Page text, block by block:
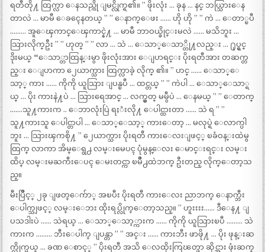
ရတီတို႔ ထြက္လာ ေနသည္ကို ျမင္လိုက္ရ၏။ ” ဖိုးလုံး … ခုန … နင္ ဘယ္သြားေန
တာလဲ … မာမီ ေခၚေနတယ္ ” ” ေနာက္ေဖး …… ဟို ဟို ” ” ကဲ … ေတာ္ၿပီ
……… အူေၾကာင္ေၾကာင္နဲ႔ … မာမီ ဘာဝယ္ခိုင္းမလဲ …… မသိဘူး …
သြားလိုက္ဦး ” ” ဟုတ္ ” ” လာ … သဲ … ေသာ္ေသာ္တို႔လည္း … ႐ုပ္ရွင္
ဒိုးမယ္ “ေသာ္တာထြန္းမွာ ဖိုးလုံးအား ေျပာရင္း ပိုးရတီအား တဆက္တ
ည္း ေျပာကာ ၂ေယာက္သား ထြက္လာခဲ့ လိုက္ ၏။ ” ဟင္ …… ေသာ္ေ
သာ့္ ကား …… ကိုကို ယူသြား ျပန္ၿပီ … ထင္တယ္ ” ” ကဲပါ … ေသာ္ေသာ္ရ
ယ္ … ပိုး ကားနဲ႔ပဲ … သြားရေအာင္ … လက္မွတ္ မမွီပဲ … ေနမယ္ ” ” ေတာက္
…….သူ႔ကားက .. ေဘာလုံးပြဲ ရႈံးလို႔ ေပါင္ထားတာ …… သဲ ရ ” ”
သူ႔ကားသူ ေပါင္တာပါ … ေသာ္ေသာ့္ ကားေတာ့ … မလုပ္ရဲ ေလာက္ပါ
ဘူး … သြားၾကစို႔ ” ၂ေယာက္သား ပိုးရတီ ကားေလးျဖင့္ ၿခံဝန္းထဲမွ
ထြက္ လာကာ အိမ္ေရွ႕ လမ္းမေပၚ ပုံမွန္ေလး ေမာင္းရင္း လမ္း
ထိပ္ လမ္းမႀကီးေပၚ ေမးတင္ကာ ၿမိဳ႕ထဲဘက္ ဦးတည္ လိုက္ေတာ့သ
ည္။
မီးပြိဳင့္ ၂ခု ျဖတ္ေက်ာ္ အၿပီး ပိုးရတီ ကားေလး ညာဘက္ ေနာက္ဘီး
ေပါက္သျဖင့္ လမ္းေဘး ထိုးရပ္လိုက္ေတာ့သည္။ ” ဟူးးးး…… ဒီေန႔ ျ
ပသဒါးပဲ …… သဲရယ္ … ေသာ္ေသာ့္ကားက …… ကိုကို ယူသြားၿပီ ……… သဲ
ကားက ……… ဘီးေပါက္ ျပန္တာ ” ” အင္း …… ကားဘီး ဖာဖို႔ … ပိုး ဖုန္းဆ
က္လိုက္မယ္ … ခဏ ေစာင့္ ” ပိုးရတီ အသိ ေလထိုးကြၽတ္ဖာ ဆိုင္အား ဖုံးဆက္